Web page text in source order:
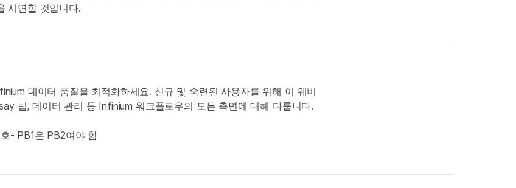
시연할 것입니다.
데이터 품질을 최적화하세요. 신규 및 숙련된 사용자를 위해 이 웨비
팁, 데이터 관리 등 Infinium 워크플로우의 모든 측면에 대해 다룹니다.
- PB1은 PB2여야 함